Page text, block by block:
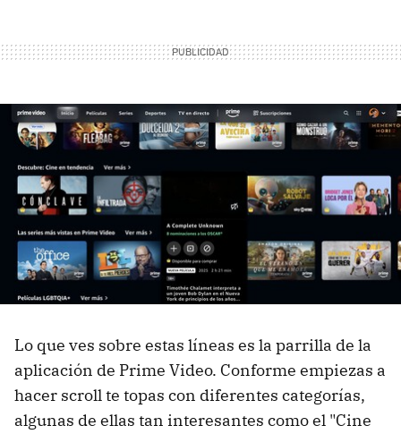
Lo que ves sobre estas líneas es la parrilla de la
aplicación de Prime Video. Conforme empiezas a
hacer scroll te topas con diferentes categorías,
algunas de ellas tan interesantes como el "Cine